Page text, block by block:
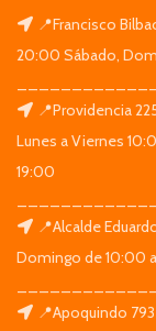
📍Francisco
20:00 Sábado,
📍Providencia
Lunes a Viernes
19:00
📍Alcalde
Domingo de 10:00
📍Apoquindo